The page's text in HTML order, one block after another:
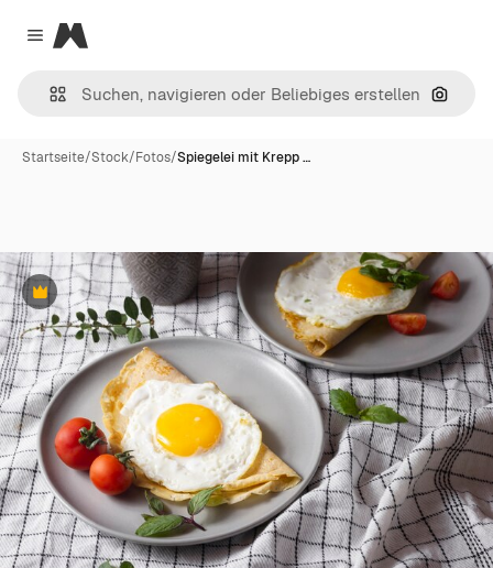
Close menu
Magnific
Nach
Startseite/Stock/Fotos/Spiegelei mit Krepp …
Premium